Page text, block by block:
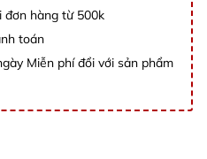
đơn hàng từ 500k
toán
Miễn phí đổi với sản phẩm